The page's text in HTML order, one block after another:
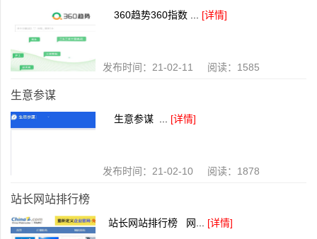
360趋势360指数 ... [详情]
发布时间：21-02-11 阅读：1585
生意参谋
生意参谋 ... [详情]
发布时间：21-02-10 阅读：1878
站长网站排行榜
站长网站排行榜 网... [详情]